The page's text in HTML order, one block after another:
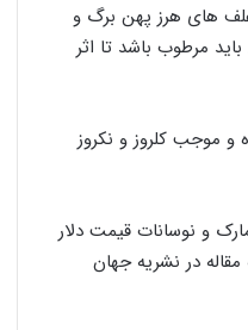
های هرز پهن ‌برگ و
مرطوب باشد تا اثر
موجب کلروز و نکروز
و نوسانات قیمت دلار
مقاله در نشریه جهان